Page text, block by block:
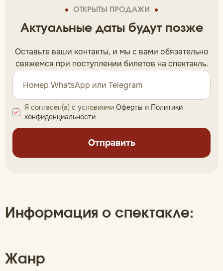
ОТКРЫТЫ ПРОДАЖИ
Актуальные даты будут позже
Оставьте ваши контакты, и мы c вами обязательно
свяжемся при поступлении билетов на спектакль.
Отправить
Я согласен(а) с условиями Оферты и Политики
конфиденциальности
Информация о спектакле:
Жанр